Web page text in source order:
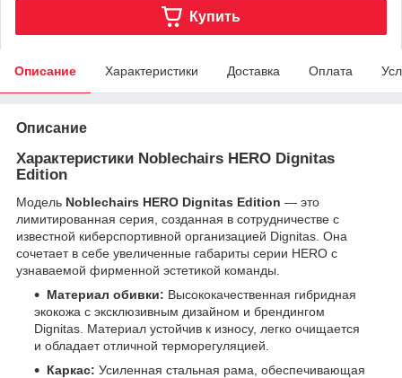
Купить
Описание Характеристики Доставка Оплата
Описание
Характеристики Noblechairs HERO Dignitas
Edition
Модель Noblechairs HERO Dignitas Edition — это
лимитированная серия, созданная в сотрудничестве с
известной киберспортивной организацией Dignitas. Она
сочетает в себе увеличенные габариты серии HERO с
узнаваемой фирменной эстетикой команды.
Материал обивки: Высококачественная гибридная
экокожа с эксклюзивным дизайном и брендингом
Dignitas. Материал устойчив к износу, легко очищается
и обладает отличной терморегуляцией.
Каркас: Усиленная стальная рама, обеспечивающая